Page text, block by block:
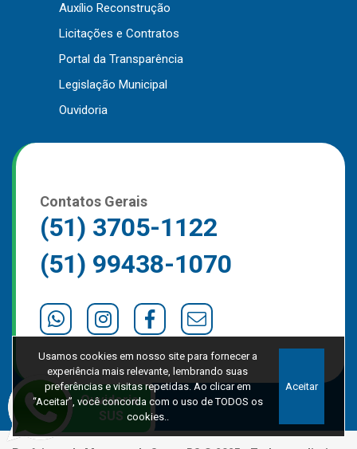
Usamos cookies em nosso site para fornecer a
experiência mais relevante, lembrando suas
preferências e visitas repetidas. Ao clicar em
“Aceitar”, você concorda com o uso de TODOS os
cookies..
Aceitar
Auxílio Reconstrução
Licitações e Contratos
Portal da Transparência
Legislação Municipal
Ouvidoria
Contatos Gerais
(51) 3705-1122
(51) 99438-1070